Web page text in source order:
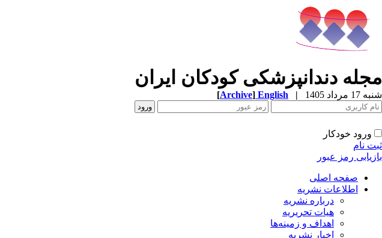
مجله دندانپزشکی کودکان ایران
شنبه 17 مرداد 1405 |
English
[Archive]
ورود خودکار
ثبت نام
بازیابی رمز عبور
صفحه اصلی
اطلاعات نشریه
درباره نشریه
هیات تحریریه
اهداف و زمینه‌ها
اخبار نشریه